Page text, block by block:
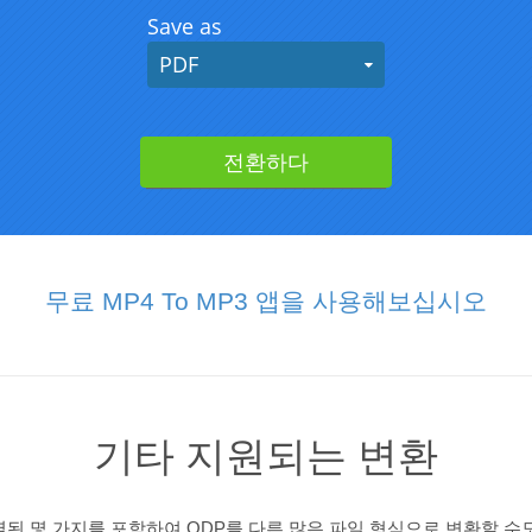
무료 MP4 To MP3 앱을 사용해보십시오
기타 지원되는 변환
된 몇 가지를 포함하여 ODP를 다른 많은 파일 형식으로 변환할 수